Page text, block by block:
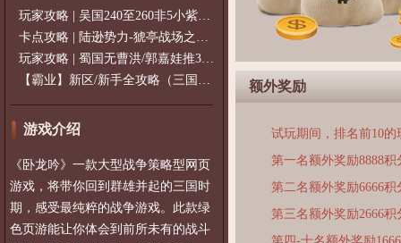
玩家攻略 | 吴国240至260非5小紫过策免
卡点攻略 | 陆逊势力-猇亭战场之陆逊
玩家攻略 | 蜀国无曹洪/郭嘉娃推375级，
【霸业】新区/新手全攻略（三国通用）2
游戏介绍
《卧龙吟》一款大型战争策略型网页
游戏，将带你回到群雄并起的三国时
期，感受最纯粹的战争游戏。此款绿
色页游能让你体会到前所未有的战斗
额外奖励
试玩期间，排名前10
第一名额外奖励8888积
第二名额外奖励6666积
第三名额外奖励2666积